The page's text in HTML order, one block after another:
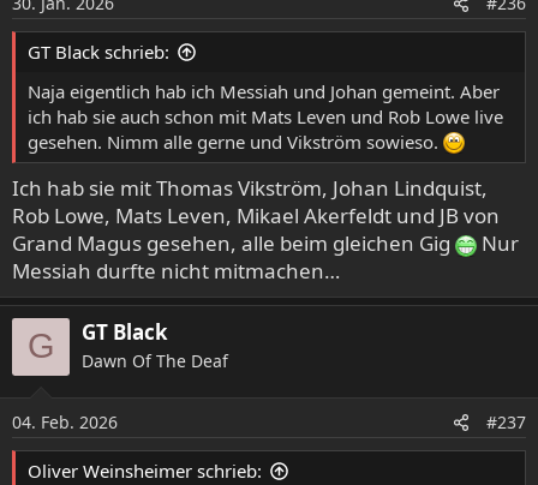
GT Black schrieb:
Naja eigentlich hab ich Messiah und Johan gemeint. Aber
ich hab sie auch schon mit Mats Leven und Rob Lowe live
gesehen. Nimm alle gerne und Vikström sowieso.
Ich hab sie mit Thomas Vikström, Johan Lindquist,
Rob Lowe, Mats Leven, Mikael Akerfeldt und JB von
Grand Magus gesehen, alle beim gleichen Gig
Nur
Messiah durfte nicht mitmachen…
G GT Black
Dawn Of The Deaf
04. Feb. 2026 #237
Oliver Weinsheimer schrieb: